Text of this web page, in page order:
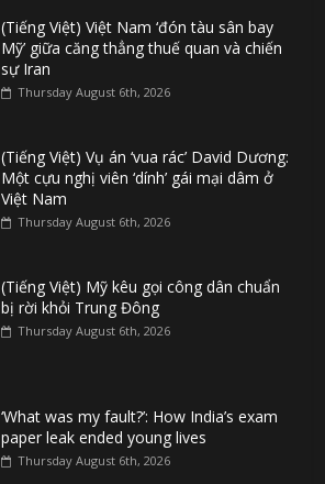
(Tiếng Việt) Việt Nam ‘đón tàu sân bay
Mỹ’ giữa căng thẳng thuế quan và chiến
sự Iran
Thursday August 6th, 2026
(Tiếng Việt) Vụ án ‘vua rác’ David Dương:
Một cựu nghị viên ‘dính’ gái mại dâm ở
Việt Nam
Thursday August 6th, 2026
(Tiếng Việt) Mỹ kêu gọi công dân chuẩn
bị rời khỏi Trung Đông
Thursday August 6th, 2026
‘What was my fault?’: How India’s exam
paper leak ended young lives
Thursday August 6th, 2026